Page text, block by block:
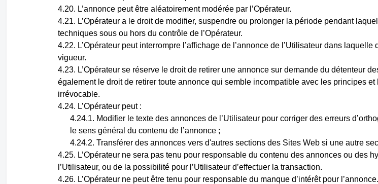
L’annonce peut être aléatoirement modérée par l’Opérateur.
L’Opérateur a le droit de modifier, suspendre ou prolonger la période pendant
techniques sous ou hors du contrôle de l’Opérateur.
L’Opérateur peut interrompre l’affichage de l’annonce de l’Utilisateur dans
vigueur.
L’Opérateur se réserve le droit de retirer une annonce sur demande du détenteur
également le droit de retirer toute annonce qui semble incompatible avec les principes
irrévocable.
L’Opérateur peut :
Modifier le texte des annonces de l’Utilisateur pour corriger des erreurs
le sens général du contenu de l’annonce ;
Transférer des annonces vers d'autres sections des Sites Web si une autre
L’Opérateur ne sera pas tenu pour responsable du contenu des annonces ou
l’Utilisateur, ou de la possibilité pour l’Utilisateur d’effectuer la transaction.
L’Opérateur ne peut être tenu pour responsable du manque d’intérêt pour l’annonce.